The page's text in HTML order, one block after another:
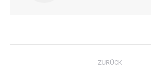
ZURÜCK